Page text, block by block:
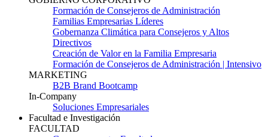
Formación de Consejeros de Administración
Familias Empresarias Líderes
Gobernanza Climática para Consejeros y Altos
Directivos
Creación de Valor en la Familia Empresaria
Formación de Consejeros de Administración | Intensivo
MARKETING
B2B Brand Bootcamp
In-Company
Soluciones Empresariales
Facultad e Investigación
FACULTAD